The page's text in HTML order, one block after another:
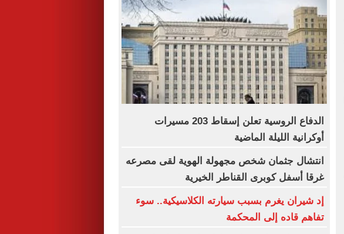
الدفاع الروسية تعلن إسقاط 203 مسيرات
أوكرانية الليلة الماضية
انتشال جثمان شخص مجهولة الهوية لقى مصرعه
غرقا أسفل كوبرى القناطر الخيرية
إد شيران يغرم بسبب سيارته الكلاسيكية.. سوء
تفاهم قاده إلى المحكمة